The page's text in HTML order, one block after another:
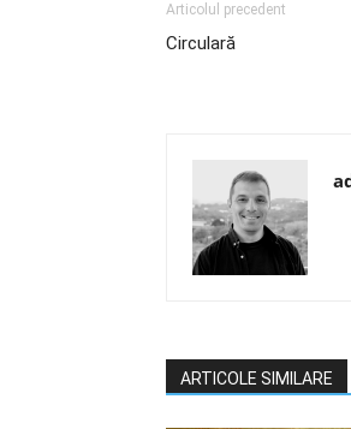
Articolul precedent
Circulară
ARTICOLE SIMILARE